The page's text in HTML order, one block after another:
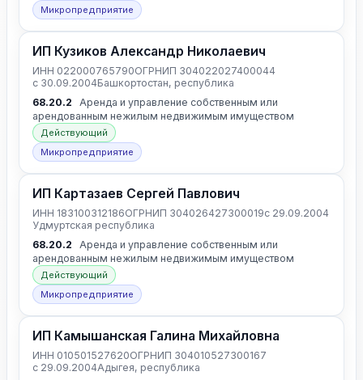
Микропредприятие
ИП Кузиков Александр Николаевич
ИНН 022000765790ОГРНИП 304022027400044
с 30.09.2004Башкортостан, республика
68.20.2
Аренда и управление собственным или
арендованным нежилым недвижимым имуществом
Действующий
Микропредприятие
ИП Картазаев Сергей Павлович
ИНН 183100312186ОГРНИП 304026427300019с 29.09.2004
Удмуртская республика
68.20.2
Аренда и управление собственным или
арендованным нежилым недвижимым имуществом
Действующий
Микропредприятие
ИП Камышанская Галина Михайловна
ИНН 010501527620ОГРНИП 304010527300167
с 29.09.2004Адыгея, республика